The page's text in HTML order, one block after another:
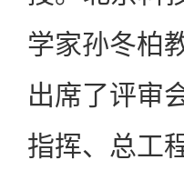
学家孙冬柏
出席了评审
指挥、总工